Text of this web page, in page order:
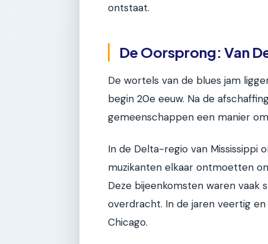
ontstaat.
De Oorsprong: Van
De wortels van de blues jam
begin 20e eeuw. Na de
gemeenschappen een manier
In de Delta-regio van Mississippi
muzikanten elkaar ontmoetten
Deze bijeenkomsten waren vaak
overdracht. In de jaren veertig
Chicago.